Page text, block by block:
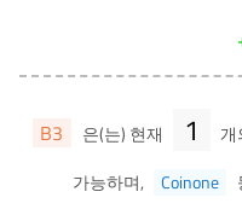
B3 은(는) 현재 1
가능하며,
Coinone